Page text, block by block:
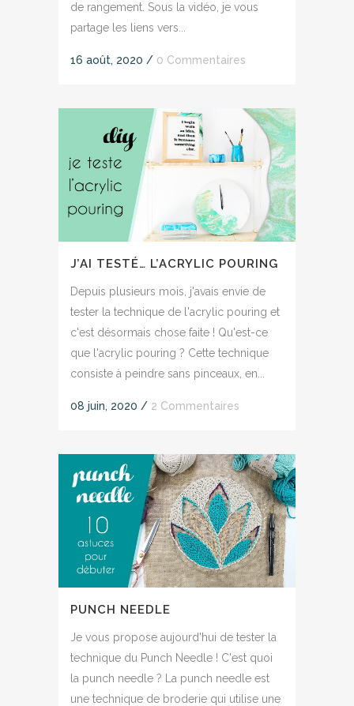
de rangement. Sous la vidéo, je vous
partage les liens vers...
16 août, 2020 / 0 Commentaires
J’AI TESTÉ… L’ACRYLIC POURING
Depuis plusieurs mois, j'avais envie de
tester la technique de l'acrylic pouring et
c'est désormais chose faite ! Qu'est-ce
que l'acrylic pouring ? Cette technique
consiste à peindre sans pinceaux, en...
08 juin, 2020 / 2 Commentaires
PUNCH NEEDLE
Je vous propose aujourd'hui de tester la
technique du Punch Needle ! C'est quoi
la punch needle ? La punch needle est
une technique de broderie qui utilise une